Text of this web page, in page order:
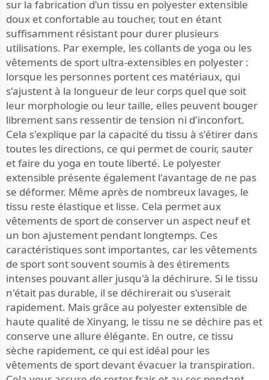
sur la fabrication d'un tissu en polyester extensible
doux et confortable au toucher, tout en étant
suffisamment résistant pour durer plusieurs
utilisations. Par exemple, les collants de yoga ou les
vêtements de sport ultra-extensibles en polyester :
lorsque les personnes portent ces matériaux, qui
s'ajustent à la longueur de leur corps quel que soit
leur morphologie ou leur taille, elles peuvent bouger
librement sans ressentir de tension ni d'inconfort.
Cela s'explique par la capacité du tissu à s'étirer dans
toutes les directions, ce qui permet de courir, sauter
et faire du yoga en toute liberté. Le polyester
extensible présente également l'avantage de ne pas
se déformer. Même après de nombreux lavages, le
tissu reste élastique et lisse. Cela permet aux
vêtements de sport de conserver un aspect neuf et
un bon ajustement pendant longtemps. Ces
caractéristiques sont importantes, car les vêtements
de sport sont souvent soumis à des étirements
intenses pouvant aller jusqu'à la déchirure. Si le tissu
n'était pas durable, il se déchirerait ou s'userait
rapidement. Mais grâce au polyester extensible de
haute qualité de Xinyang, le tissu ne se déchire pas et
conserve une allure élégante. En outre, ce tissu
sèche rapidement, ce qui est idéal pour les
vêtements de sport devant évacuer la transpiration.